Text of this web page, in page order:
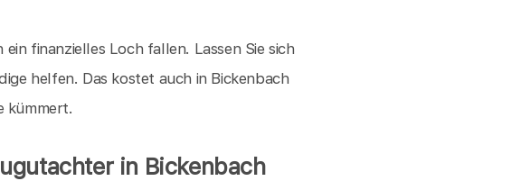
finanzielles Loch fallen. Lassen Sie sich
helfen. Das kostet auch in Bickenbach
kümmert.
in Bickenbach